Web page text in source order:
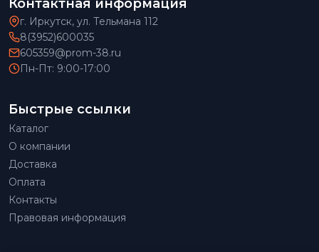
Контактная информация
г. Иркутск, ул. Тельмана 112
8(3952)600035
605359@prom-38.ru
Пн-Пт: 9:00-17:00
Быстрые ссылки
Каталог
О компании
Доставка
Оплата
Контакты
Правовая информация